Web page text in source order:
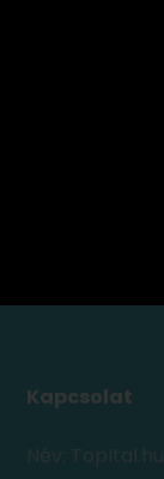
Kapcsolat
Név: TopItal.hu